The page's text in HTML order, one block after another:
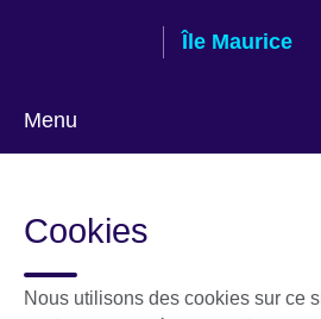
Île Maurice
Menu
language
Cookies
Nous utilisons des cookies sur ce